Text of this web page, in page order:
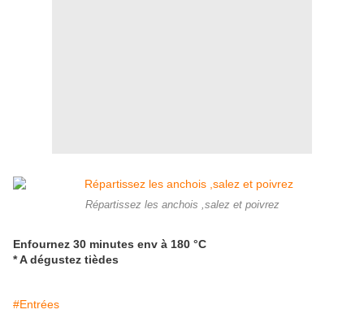
Répartissez les anchois ,salez et poivrez
Enfournez 30 minutes env à 180 °C
* A dégustez tièdes
#Entrées